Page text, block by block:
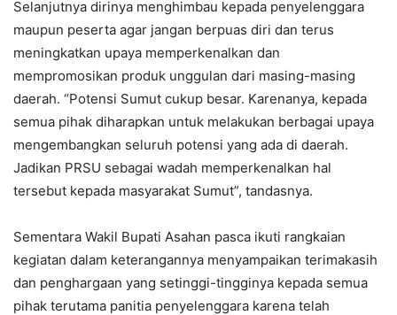
Selanjutnya dirinya menghimbau kepada penyelenggara
maupun peserta agar jangan berpuas diri dan terus
meningkatkan upaya memperkenalkan dan
mempromosikan produk unggulan dari masing-masing
daerah. “Potensi Sumut cukup besar. Karenanya, kepada
semua pihak diharapkan untuk melakukan berbagai upaya
mengembangkan seluruh potensi yang ada di daerah.
Jadikan PRSU sebagai wadah memperkenalkan hal
tersebut kepada masyarakat Sumut”, tandasnya.
Sementara Wakil Bupati Asahan pasca ikuti rangkaian
kegiatan dalam keterangannya menyampaikan terimakasih
dan penghargaan yang setinggi-tingginya kepada semua
pihak terutama panitia penyelenggara karena telah